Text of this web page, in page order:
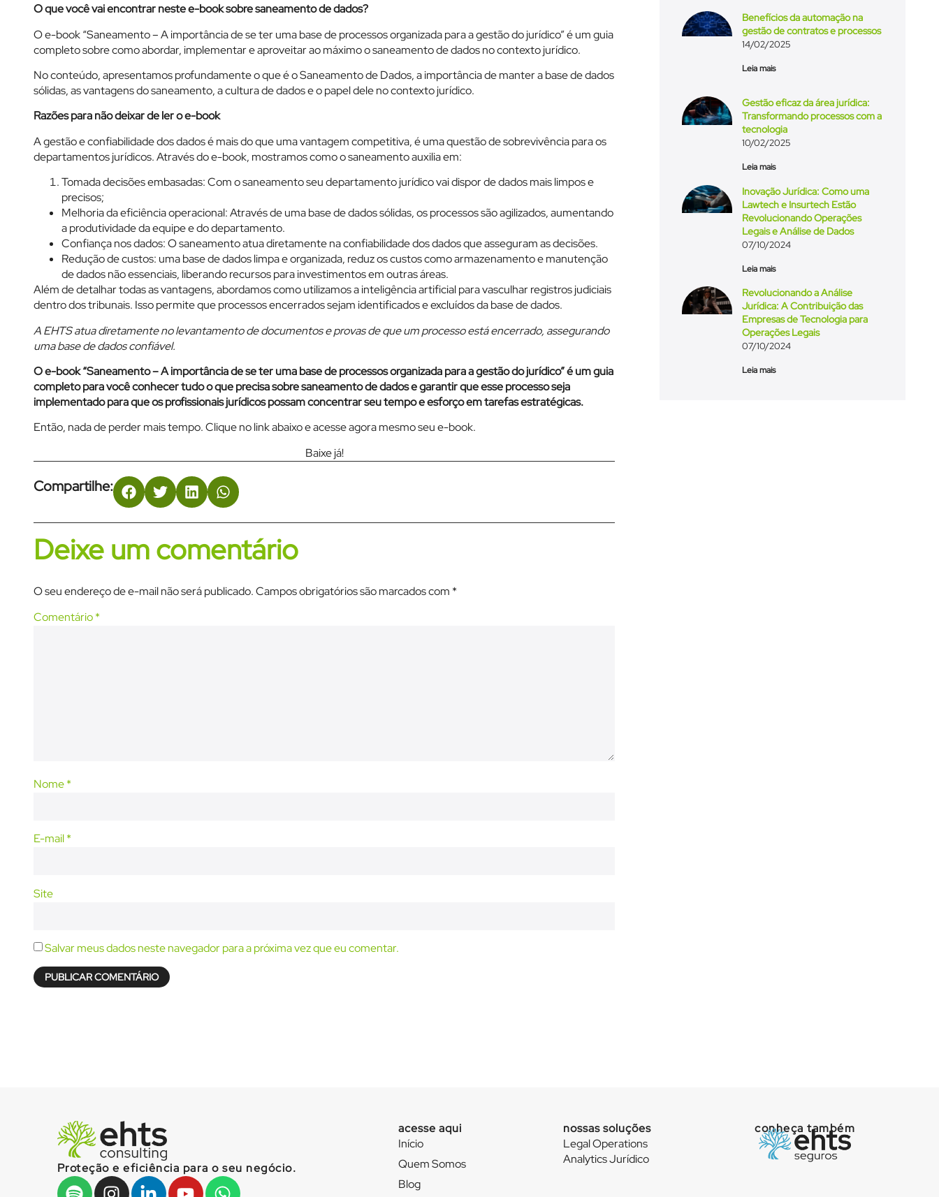
O que você vai encontrar neste e-book sobre saneamento de dados?
O e-book “Saneamento – A importância de se ter uma base de processos organizada para a gestão do jurídico” é um guia
completo sobre como abordar, implementar e aproveitar ao máximo o saneamento de dados no contexto jurídico.
No conteúdo, apresentamos profundamente o que é o Saneamento de Dados, a importância de manter a base de dados
sólidas, as vantagens do saneamento, a cultura de dados e o papel dele no contexto jurídico.
Razões para não deixar de ler o e-book
A gestão e confiabilidade dos dados é mais do que uma vantagem competitiva, é uma questão de sobrevivência para os
departamentos jurídicos. Através do e-book, mostramos como o saneamento auxilia em:
Tomada decisões embasadas: Com o saneamento seu departamento jurídico vai dispor de dados mais limpos e
precisos;
Melhoria da eficiência operacional: Através de uma base de dados sólidas, os processos são agilizados, aumentando
a produtividade da equipe e do departamento.
Confiança nos dados: O saneamento atua diretamente na confiabilidade dos dados que asseguram as decisões.
Redução de custos: uma base de dados limpa e organizada, reduz os custos como armazenamento e manutenção
de dados não essenciais, liberando recursos para investimentos em outras áreas.
Além de detalhar todas as vantagens, abordamos como utilizamos a inteligência artificial para vasculhar registros judiciais
dentro dos tribunais. Isso permite que processos encerrados sejam identificados e excluídos da base de dados.
A EHTS atua diretamente no levantamento de documentos e provas de que um processo está encerrado, assegurando
uma base de dados confiável.
O e-book “Saneamento – A importância de se ter uma base de processos organizada para a gestão do jurídico” é um guia
completo para você conhecer tudo o que precisa sobre saneamento de dados e garantir que esse processo seja
implementado para que os profissionais jurídicos possam concentrar seu tempo e esforço em tarefas estratégicas.
Então, nada de perder mais tempo. Clique no link abaixo e acesse agora mesmo seu e-book.
Baixe já!
Compartilhe:
Deixe um comentário
O seu endereço de e-mail não será publicado.Campos obrigatórios são marcados com *
Comentário*
Nome*
E-mail*
Site
Salvar meus dados neste navegador para a próxima vez que eu comentar.
Benefícios da automação na
gestão de contratos e processos
14/02/2025
Leia mais
Gestão eficaz da área jurídica:
Transformando processos com a
tecnologia
10/02/2025
Leia mais
Inovação Jurídica: Como uma
Lawtech e Insurtech Estão
Revolucionando Operações
Legais e Análise de Dados
07/10/2024
Leia mais
Revolucionando a Análise
Jurídica: A Contribuição das
Empresas de Tecnologia para
Operações Legais
07/10/2024
Leia mais
Proteção e eficiência para o seu negócio.
acesse aqui
Início
Quem Somos
Blog
nossas soluções
Legal Operations
Analytics Jurídico
conheça também